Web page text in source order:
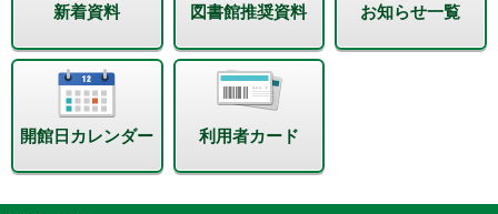
新着資料 図書館推奨資料 お知らせ一覧
開館日カレンダー 利用者カード